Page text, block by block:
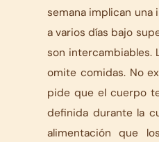
semana implican
a varios días bajo
son intercambiables.
omite comidas. No
pide que el cuerpo
definida durante la
alimentación que